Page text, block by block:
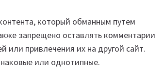
который обманным путем
запрещено оставлять комментарии
привлечения их на другой сайт.
или однотипные.